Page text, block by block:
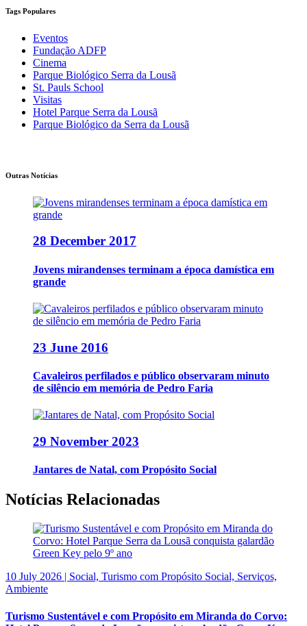
Tags Populares
Eventos
Fundação ADFP
Cinema
Parque Biológico Serra da Lousã
St. Pauls School
Visitas
Hotel Parque Serra da Lousã
Parque Biológico da Serra da Lousã
Outras Notícias
28 December 2017
Jovens mirandenses terminam a época damística em
grande
23 June 2016
Cavaleiros perfilados e público observaram minuto
de silêncio em memória de Pedro Faria
29 November 2023
Jantares de Natal, com Propósito Social
Notícias Relacionadas
10 July 2026 | Social, Turismo com Propósito Social, Serviços,
Ambiente
Turismo Sustentável e com Propósito em Miranda do Corvo: